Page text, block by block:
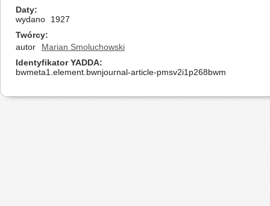
Daty
wydano
1927
Twórcy
autor
Marian Smoluchowski
Identyfikator YADDA
bwmeta1.element.bwnjournal-article-pmsv2i1p268bwm